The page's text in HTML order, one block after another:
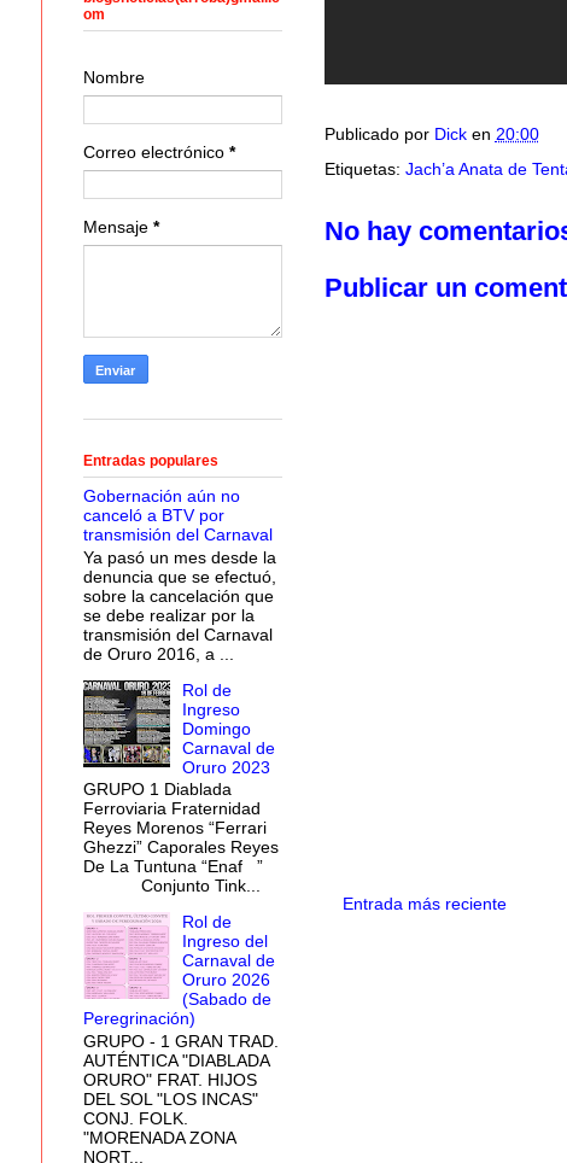
Publicado por Dick en 20:00
Etiquetas: Jach’a Anata de
No hay
Publicar un
Entrada más reciente
om
Nombre
Correo electrónico *
Mensaje *
Entradas populares
Gobernación aún no
canceló a BTV por
transmisión del Carnaval
Ya pasó un mes desde la
denuncia que se efectuó,
sobre la cancelación que
se debe realizar por la
transmisión del Carnaval
de Oruro 2016, a ...
Rol de
Ingreso
Domingo
Carnaval de
Oruro 2023
GRUPO 1 Diablada
Ferroviaria Fraternidad
Reyes Morenos “Ferrari
Ghezzi” Caporales Reyes
De La Tuntuna “Enaf ”
Conjunto Tink...
Rol de
Ingreso del
Carnaval de
Oruro 2026
(Sabado de
Peregrinación)
GRUPO - 1 GRAN TRAD.
AUTÉNTICA "DIABLADA
ORURO" FRAT. HIJOS
DEL SOL "LOS INCAS"
CONJ. FOLK.
"MORENADA ZONA
NORT...